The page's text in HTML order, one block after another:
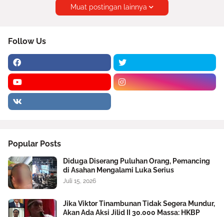
Muat postingan lainnya
Follow Us
Popular Posts
Diduga Diserang Puluhan Orang, Pemancing
di Asahan Mengalami Luka Serius
Juli 15, 2026
Jika Viktor Tinambunan Tidak Segera Mundur,
Akan Ada Aksi Jilid II 30.000 Massa: HKBP